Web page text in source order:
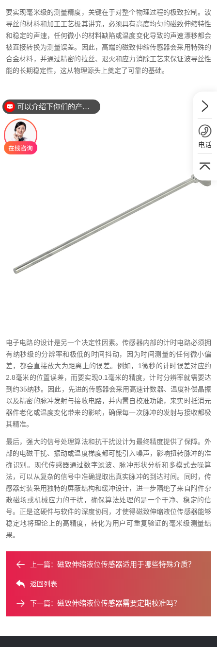
要实现毫米级的测量精度，关键在于对整个物理过程的极致控制。波
导丝的材料和加工工艺极其讲究，必须具有高度均匀的磁致伸缩特性
和稳定的声速，任何微小的材料缺陷或温度变化导致的声速漂移都会
被直接转换为测量误差。因此，高端的磁致伸缩传感器会采用特殊的
合金材料，并通过精密的拉丝、退火和应力消除工艺来保证波导丝性
能的长期稳定性，这从物理源头上奠定了可靠的基础。
电子电路的设计是另一个决定性因素。传感器内部的计时电路必须拥
有纳秒级的分辨率和极低的时间抖动，因为时间测量的任何微小偏
差，都会直接放大为距离上的误差。例如，1微秒的计时误差对应约
2.8毫米的位置误差，而要实现0.1毫米的精度，计时分辨率就需要达
到约35纳秒。因此，先进的传感器会采用高速计数器、温度补偿晶振
以及精密的脉冲发射与接收电路，并内置自校准功能，来实时抵消元
器件老化或温度变化带来的影响，确保每一次脉冲的发射与接收都极
其精准。
最后，强大的信号处理算法和抗干扰设计为最终精度提供了保障。外
部的电磁干扰、振动或温度梯度都可能引入噪声，影响扭转脉冲的准
确识别。现代传感器通过数字滤波、脉冲形状分析和多模式去噪算
法，可以从复杂的信号中准确提取出真实脉冲的到达时间。同时，传
感器封装采用独特的屏蔽结构和缓冲设计，进一步隔绝了来自附件杂
散磁场或机械应力的干扰，确保算法处理的是一个干净、稳定的信
号。正是这硬件与软件的深度协同，才使得磁致伸缩液位传感器能够
稳定地将理论上的高精度，转化为用户可重复验证的毫米级测量结
果。
上一篇： 磁致伸缩液位传感器适用于哪些特殊介质？
返回列表
下一篇： 磁致伸缩液位传感器需要定期校准吗？
电话
可以介绍下你们的产品么？